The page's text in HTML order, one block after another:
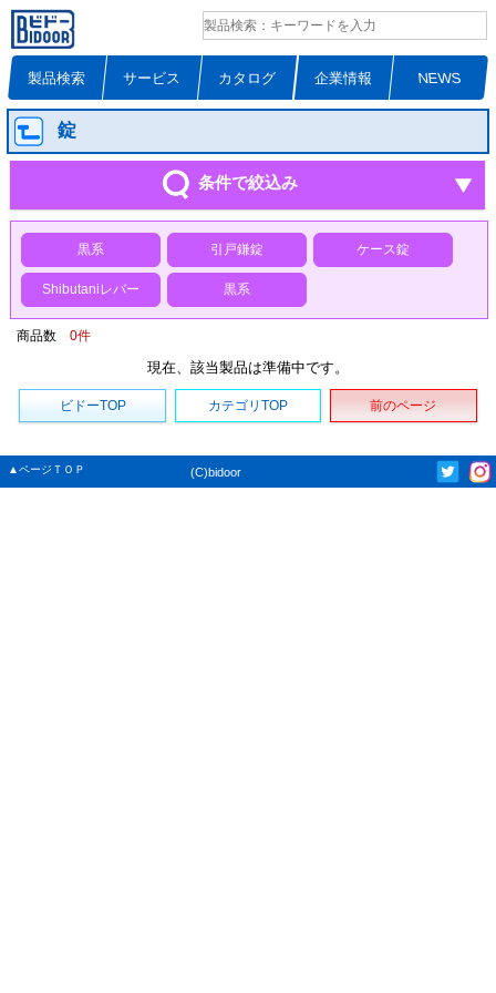
製品検索 サービス カタログ 企業情報 NEWS
錠
条件で絞込み
黒系 引戸鎌錠 ケース錠
Shibutaniレバー 黒系
商品数 0件
現在、該当製品は準備中です。
ビドーTOP カテゴリTOP 前のページ
▲ページＴＯＰ (C)bidoor